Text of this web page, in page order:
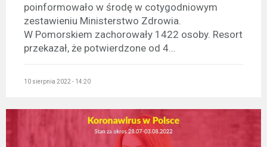
poinformowało w środę w cotygodniowym
zestawieniu Ministerstwo Zdrowia.
W Pomorskiem zachorowały 1422 osoby. Resort
przekazał, że potwierdzone od 4...
10 sierpnia 2022 - 14:20